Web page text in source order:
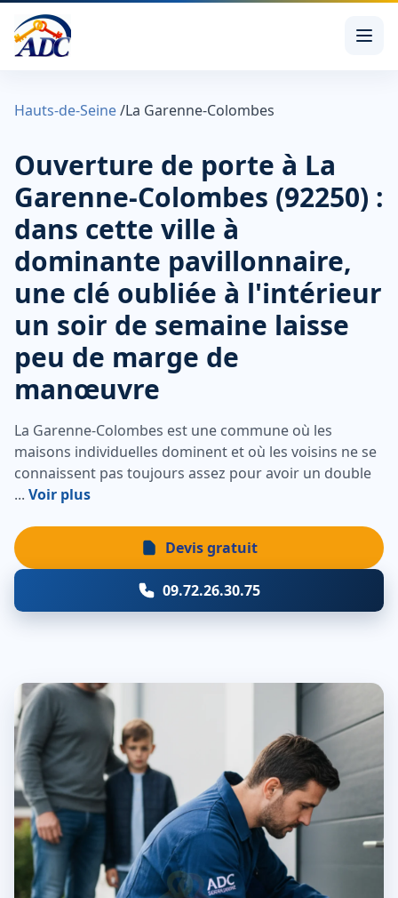
Hauts-de-Seine/La Garenne-Colombes
Ouverture de porte à La
Garenne-Colombes (92250) :
dans cette ville à
dominante pavillonnaire,
une clé oubliée à l'intérieur
un soir de semaine laisse
peu de marge de
manœuvre
La Garenne-Colombes est une commune où les
maisons individuelles dominent et où les voisins ne se
connaissent pas toujours assez pour avoir un double
... Voir plus
Devis gratuit
09.72.26.30.75